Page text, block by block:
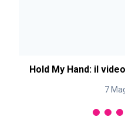
Hold My Hand: il
7